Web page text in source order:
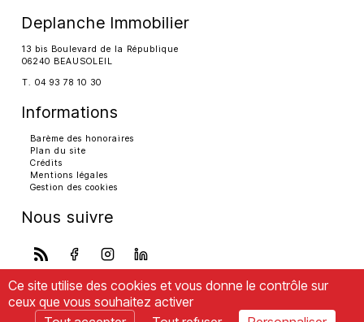
Deplanche Immobilier
13 bis Boulevard de la République
06240 BEAUSOLEIL
T. 04 93 78 10 30
Informations
Barème des honoraires
Plan du site
Crédits
Mentions légales
Gestion des cookies
Nous suivre
Ce site utilise des cookies et vous donne le contrôle sur
ceux que vous souhaitez activer